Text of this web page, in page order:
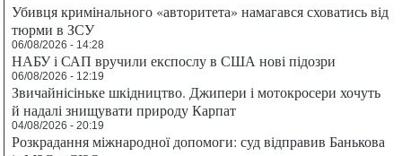
Убивця кримінального «авторитета» намагався сховатись від
тюрми в ЗСУ
06/08/2026 - 14:28
НАБУ і САП вручили експослу в США нові підозри
06/08/2026 - 12:19
Звичайнісіньке шкідництво. Джипери і мотокросери хочуть
й надалі знищувати природу Карпат
04/08/2026 - 20:19
Розкрадання міжнародної допомоги: суд відправив Банькова